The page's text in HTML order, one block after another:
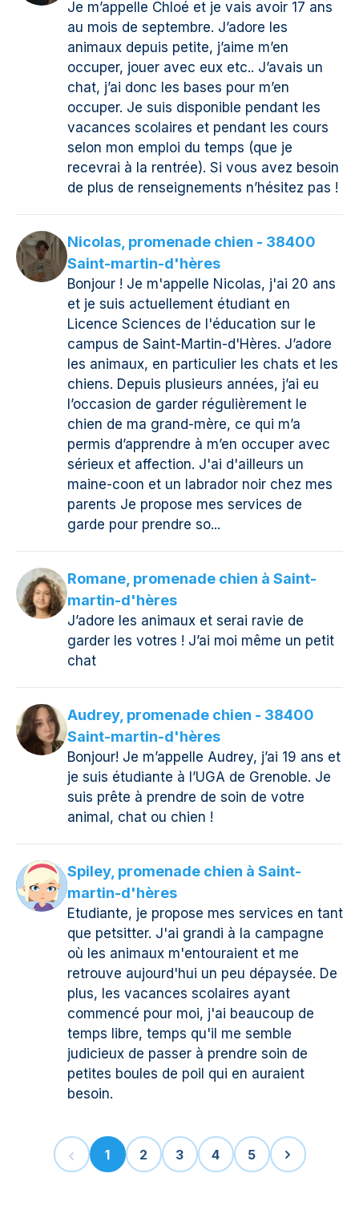
Je m’appelle Chloé et je vais avoir 17 ans
au mois de septembre. J’adore les
animaux depuis petite, j’aime m’en
occuper, jouer avec eux etc.. J’avais un
chat, j’ai donc les bases pour m’en
occuper. Je suis disponible pendant les
vacances scolaires et pendant les cours
selon mon emploi du temps (que je
recevrai à la rentrée). Si vous avez besoin
de plus de renseignements n’hésitez pas !
Nicolas, promenade chien - 38400
Saint-martin-d'hères
Bonjour ! Je m'appelle Nicolas, j'ai 20 ans
et je suis actuellement étudiant en
Licence Sciences de l'éducation sur le
campus de Saint-Martin-d'Hères. J’adore
les animaux, en particulier les chats et les
chiens. Depuis plusieurs années, j’ai eu
l’occasion de garder régulièrement le
chien de ma grand-mère, ce qui m’a
permis d’apprendre à m’en occuper avec
sérieux et affection. J'ai d'ailleurs un
maine-coon et un labrador noir chez mes
parents Je propose mes services de
garde pour prendre so...
Romane, promenade chien à Saint-
martin-d'hères
J’adore les animaux et serai ravie de
garder les votres ! J’ai moi même un petit
chat
Audrey, promenade chien - 38400
Saint-martin-d'hères
Bonjour! Je m’appelle Audrey, j’ai 19 ans et
je suis étudiante à l’UGA de Grenoble. Je
suis prête à prendre de soin de votre
animal, chat ou chien !
Spiley, promenade chien à Saint-
martin-d'hères
Etudiante, je propose mes services en tant
que petsitter. J'ai grandi à la campagne
où les animaux m'entouraient et me
retrouve aujourd'hui un peu dépaysée. De
plus, les vacances scolaires ayant
commencé pour moi, j'ai beaucoup de
temps libre, temps qu'il me semble
judicieux de passer à prendre soin de
petites boules de poil qui en auraient
besoin.
1 2 3 4 5